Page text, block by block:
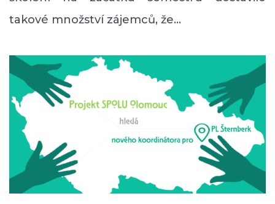
takové množství zájemců, že…